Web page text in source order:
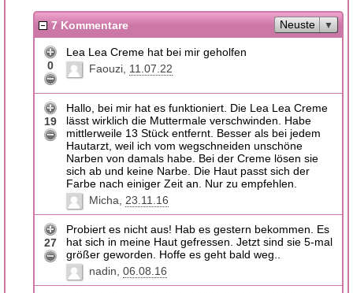
7 Kommentare Neuste
0
Lea Lea Creme hat bei mir geholfen
Faouzi 11.07.22
19
Hallo, bei mir hat es funktioniert. Die Lea Lea Creme
lässt wirklich die Muttermale verschwinden. Habe
mittlerweile 13 Stück entfernt. Besser als bei jedem
Hautarzt, weil ich vom wegschneiden unschöne
Narben von damals habe. Bei der Creme lösen sie
sich ab und keine Narbe. Die Haut passt sich der
Farbe nach einiger Zeit an. Nur zu empfehlen.
Micha
23.11.16
27
Probiert es nicht aus! Hab es gestern bekommen. Es
hat sich in meine Haut gefressen. Jetzt sind sie 5-mal
größer geworden. Hoffe es geht bald weg..
nadin 06.08.16